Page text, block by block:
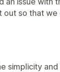
out so that
simplicity